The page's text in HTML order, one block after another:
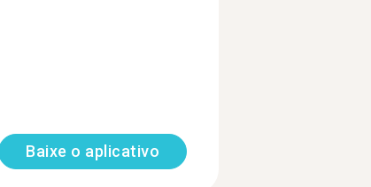
Baixe o aplicativo